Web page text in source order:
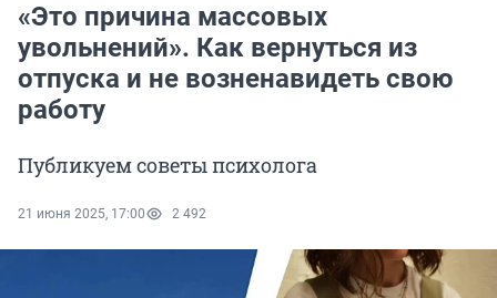
«Это причина массовых
увольнений». Как вернуться из
отпуска и не возненавидеть свою
работу
Публикуем советы психолога
21 июня 2025, 17:00 2 492